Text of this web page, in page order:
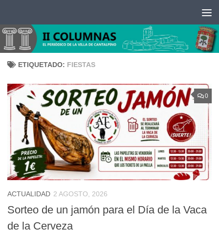
ETIQUETADO: FIESTAS
0
ACTUALIDAD 2 AGOSTO, 2026
Sorteo de un jamón para el Día de la Vaca
de la Cerveza